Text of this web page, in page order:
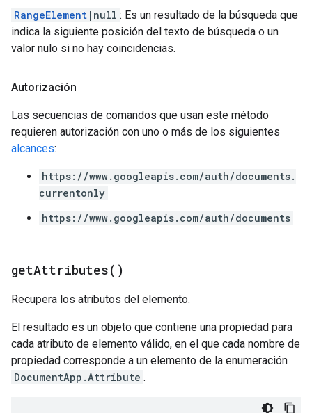
RangeElement |null : Es un resultado de la búsqueda que
indica la siguiente posición del texto de búsqueda o un
valor nulo si no hay coincidencias.
Autorización
Las secuencias de comandos que usan este método
requieren autorización con uno o más de los siguientes
alcances:
https://www.googleapis.com/auth/documents.
currentonly
https://www.googleapis.com/auth/documents
getAttributes( )
Recupera los atributos del elemento.
El resultado es un objeto que contiene una propiedad para
cada atributo de elemento válido, en el que cada nombre de
propiedad corresponde a un elemento de la enumeración
DocumentApp.Attribute .